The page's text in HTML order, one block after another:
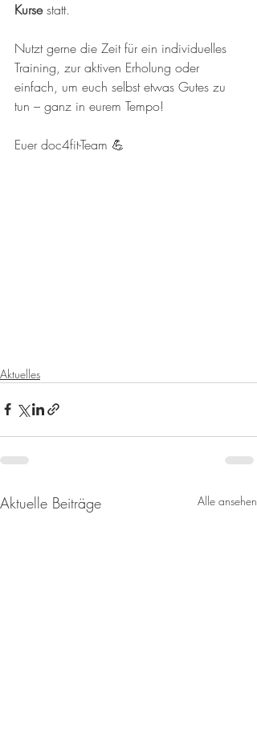
Kurse statt.
Nutzt gerne die Zeit für ein individuelles
Training, zur aktiven Erholung oder
einfach, um euch selbst etwas Gutes zu
tun – ganz in eurem Tempo!
Euer doc4fit-Team 💪
Aktuelles
Aktuelle Beiträge Alle ansehen